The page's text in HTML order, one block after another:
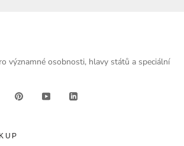
významné osobnosti, hlavy států a speciální